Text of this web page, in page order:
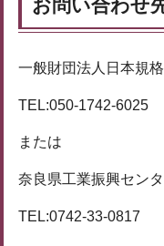
お問い合わせ
⼀般財団法⼈⽇本規
TEL:050-1742-6025
または
奈良県工業振興セン
TEL:0742-33-0817